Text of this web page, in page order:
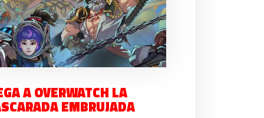
A OVERWATCH LA
EMBRUJADA